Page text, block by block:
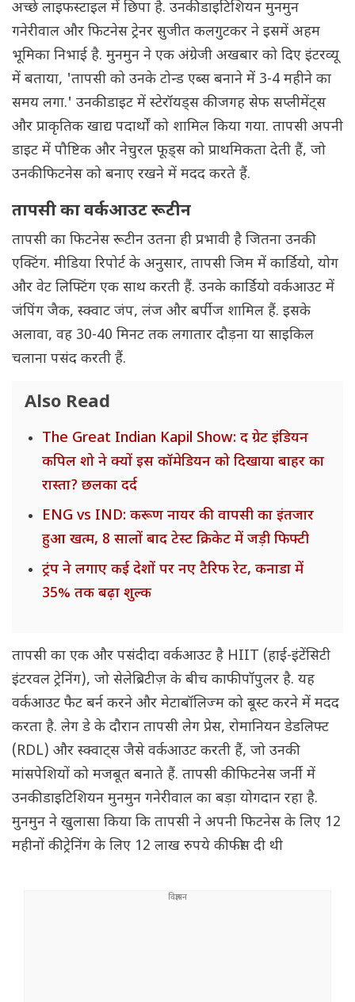
अच्छे लाइफस्टाइल में छिपा है. उनकी डाइटिशियन मुनमुन
गनेरीवाल और फिटनेस ट्रेनर सुजीत कलगुटकर ने इसमें अहम
भूमिका निभाई है. मुनमुन ने एक अंग्रेजी अखबार को दिए इंटरव्यू
में बताया, 'तापसी को उनके टोन्ड एब्स बनाने में 3-4 महीने का
समय लगा.' उनकी डाइट में स्टेरॉयड्स की जगह सेफ सप्लीमेंट्स
और प्राकृतिक खाद्य पदार्थों को शामिल किया गया. तापसी अपनी
डाइट में पौष्टिक और नेचुरल फूड्स को प्राथमिकता देती हैं, जो
उनकी फिटनेस को बनाए रखने में मदद करते हैं.
तापसी का वर्कआउट रूटीन
तापसी का फिटनेस रूटीन उतना ही प्रभावी है जितना उनकी
एक्टिंग. मीडिया रिपोर्ट के अनुसार, तापसी जिम में कार्डियो, योग
और वेट लिफ्टिंग एक साथ करती हैं. उनके कार्डियो वर्कआउट में
जंपिंग जैक, स्क्वाट जंप, लंज और बर्पीज शामिल हैं. इसके
अलावा, वह 30-40 मिनट तक लगातार दौड़ना या साइकिल
चलाना पसंद करती हैं.
Also Read
The Great Indian Kapil Show: द ग्रेट इंडियन
कपिल शो ने क्यों इस कॉमेडियन को दिखाया बाहर का
रास्ता? छलका दर्द
ENG vs IND: करूण नायर की वापसी का इंतजार
हुआ खत्म, 8 सालों बाद टेस्ट क्रिकेट में जड़ी फिफ्टी
ट्रंप ने लगाए कई देशों पर नए टैरिफ रेट, कनाडा में
35% तक बढ़ा शुल्क
तापसी का एक और पसंदीदा वर्कआउट है HIIT (हाई-इंटेंसिटी
इंटरवल ट्रेनिंग), जो सेलेब्रिटीज़ के बीच काफी पॉपुलर है. यह
वर्कआउट फैट बर्न करने और मेटाबॉलिज्म को बूस्ट करने में मदद
करता है. लेग डे के दौरान तापसी लेग प्रेस, रोमानियन डेडलिफ्ट
(RDL) और स्क्वाट्स जैसे वर्कआउट करती हैं, जो उनकी
मांसपेशियों को मजबूत बनाते हैं. तापसी की फिटनेस जर्नी में
उनकी डाइटिशियन मुनमुन गनेरीवाल का बड़ा योगदान रहा है.
मुनमुन ने खुलासा किया कि तापसी ने अपनी फिटनेस के लिए 12
महीनों की ट्रेनिंग के लिए 12 लाख रुपये की फीस दी थी